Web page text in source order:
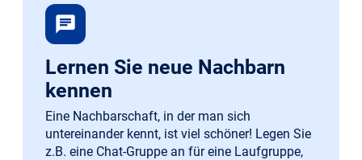
chat
Lernen Sie neue Nachbarn
kennen
Eine Nachbarschaft, in der man sich
untereinander kennt, ist viel schöner! Legen Sie
z.B. eine Chat-Gruppe an für eine Laufgruppe,